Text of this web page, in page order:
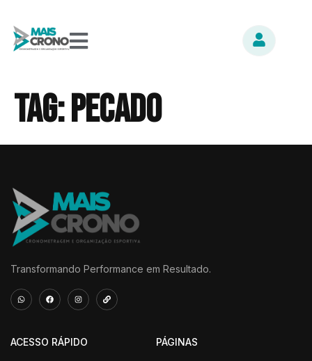
Tag:Pecado
Transformando Performance em Resultado.
ACESSO RÁPIDO PÁGINAS